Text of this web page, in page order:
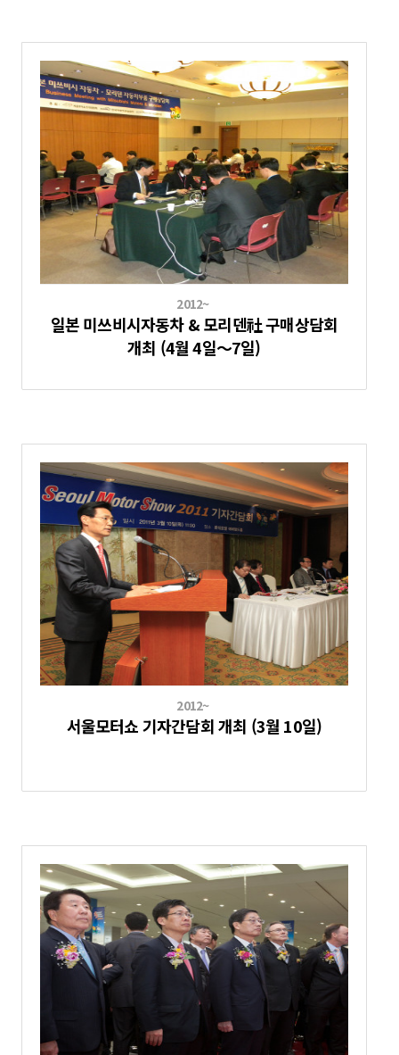
2012~
일본 미쓰비시자동차 & 모리덴社 구매상담회
개최 (4월 4일～7일)
2012~
서울모터쇼 기자간담회 개최 (3월 10일)